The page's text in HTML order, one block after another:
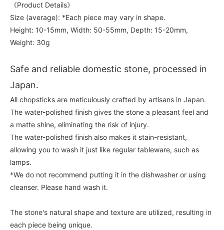
《Product Details》
Size (average): *Each piece may vary in shape.
Height: 10-15mm, Width: 50-55mm, Depth: 15-20mm,
Weight: 30g
Safe and reliable domestic stone, processed in
Japan.
All chopsticks are meticulously crafted by artisans in Japan.
The water-polished finish gives the stone a pleasant feel and
a matte shine, eliminating the risk of injury.
The water-polished finish also makes it stain-resistant,
allowing you to wash it just like regular tableware, such as
lamps.
*We do not recommend putting it in the dishwasher or using
cleanser. Please hand wash it.
The stone's natural shape and texture are utilized, resulting in
each piece being unique.